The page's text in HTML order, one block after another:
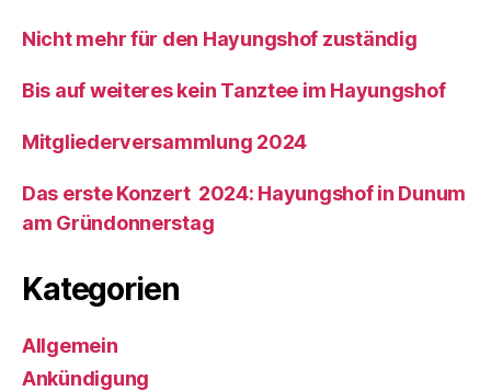
Nicht mehr für den Hayungshof zuständig
Bis auf weiteres kein Tanztee im Hayungshof
Mitgliederversammlung 2024
Das erste Konzert 2024: Hayungshof in Dunum
am Gründonnerstag
Kategorien
Allgemein
Ankündigung